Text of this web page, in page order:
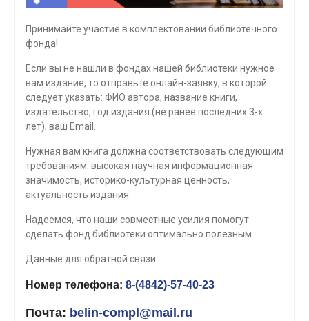
Принимайте участие в комплектовании библиотечного
фонда!
Если вы не нашли в фондах нашей библиотеки нужное
вам издание, то отправьте онлайн-заявку, в которой
следует указать: ФИО автора, название книги,
издательство, год издания (не ранее последних 3-х
лет); ваш Email.
Нужная вам книга должна соответствовать следующим
требованиям: высокая научная информационная
значимость, историко-культурная ценность,
актуальность издания.
Надеемся, что наши совместные усилия помогут
сделать фонд библиотеки оптимально полезным.
Данные для обратной связи:
Номер телефона: 8-(4842)-57-40-23
Почта: belin-compl@mail.ru